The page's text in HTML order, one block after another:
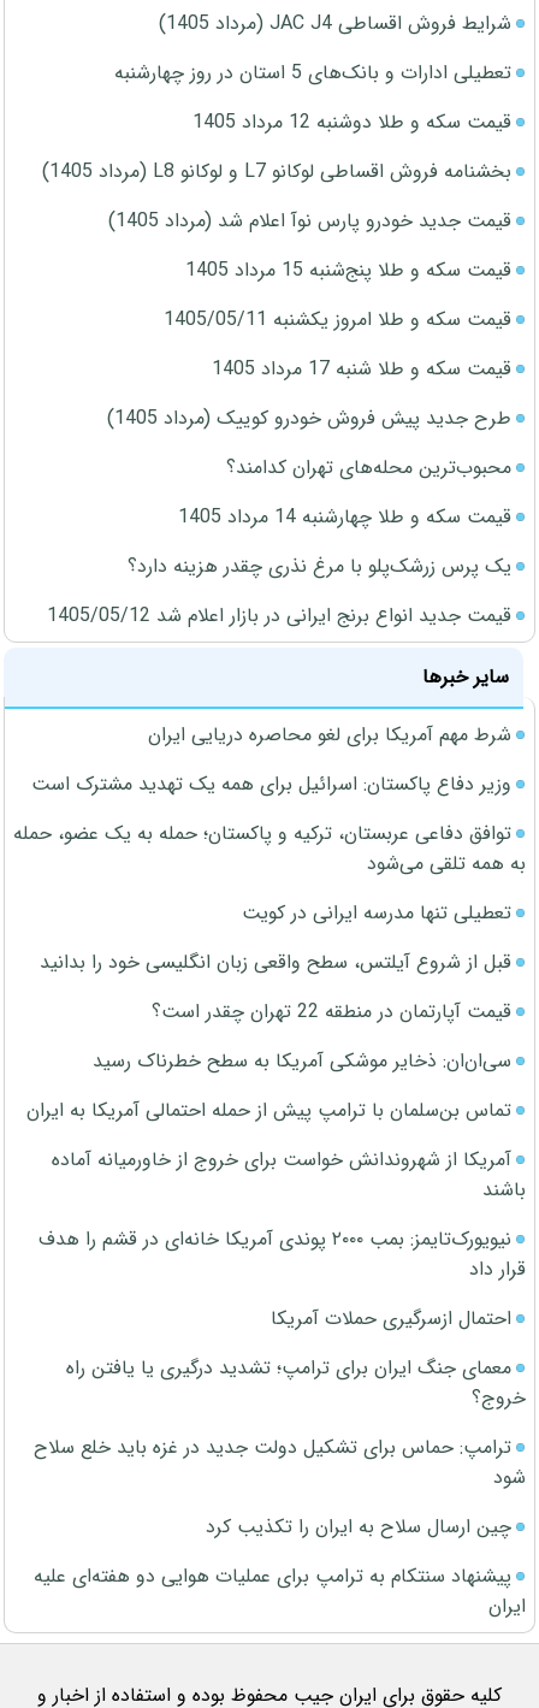
شرایط فروش اقساطی JAC J4 (مرداد 1405)
تعطیلی ادارات و بانک‌های 5 استان در روز چهارشنبه
قیمت سکه و طلا دوشنبه 12 مرداد 1405
بخشنامه فروش اقساطی لوکانو L7 و لوکانو L8 (مرداد 1405)
قیمت جدید خودرو پارس نوآ اعلام شد (مرداد 1405)
قیمت سکه و طلا پنج‌شنبه 15 مرداد 1405
قیمت سکه و طلا امروز یکشنبه 1405/05/11
قیمت سکه و طلا شنبه 17 مرداد 1405
طرح جدید پیش فروش خودرو کوییک (مرداد 1405)
محبوب‌ترین محله‌های تهران کدامند؟
قیمت سکه و طلا چهارشنبه 14 مرداد 1405
یک پرس زرشک‌پلو با مرغ نذری چقدر هزینه دارد؟
قیمت جدید انواع برنج ایرانی در بازار اعلام شد 1405/05/12
سایر خبرها
شرط مهم آمریکا برای لغو محاصره دریایی ایران
وزیر دفاع پاکستان: اسرائیل برای همه یک تهدید مشترک است
توافق دفاعی عربستان، ترکیه و پاکستان؛ حمله به یک عضو، حمله
به همه تلقی می‌شود
تعطیلی تنها مدرسه ایرانی در کویت
قبل از شروع آیلتس، سطح واقعی زبان انگلیسی خود را بدانید
قیمت آپارتمان در منطقه 22 تهران چقدر است؟
سی‌ان‌ان: ذخایر موشکی آمریکا به سطح خطرناک رسید
تماس بن‌سلمان با ترامپ پیش از حمله احتمالی آمریکا به ایران
آمریکا از شهروندانش خواست برای خروج از خاورمیانه آماده
باشند
نیویورک‌تایمز: بمب ۲۰۰۰ پوندی آمریکا خانه‌ای در قشم را هدف
قرار داد
احتمال ازسرگیری حملات آمریکا
معمای جنگ ایران برای ترامپ؛ تشدید درگیری یا یافتن راه
خروج؟
ترامپ: حماس برای تشکیل دولت جدید در غزه باید خلع سلاح
شود
چین ارسال سلاح به ایران را تکذیب کرد
پیشنهاد سنتکام به ترامپ برای عملیات هوایی دو هفته‌ای علیه
ایران
کلیه حقوق برای ایران جیب محفوظ بوده و استفاده از اخبار و